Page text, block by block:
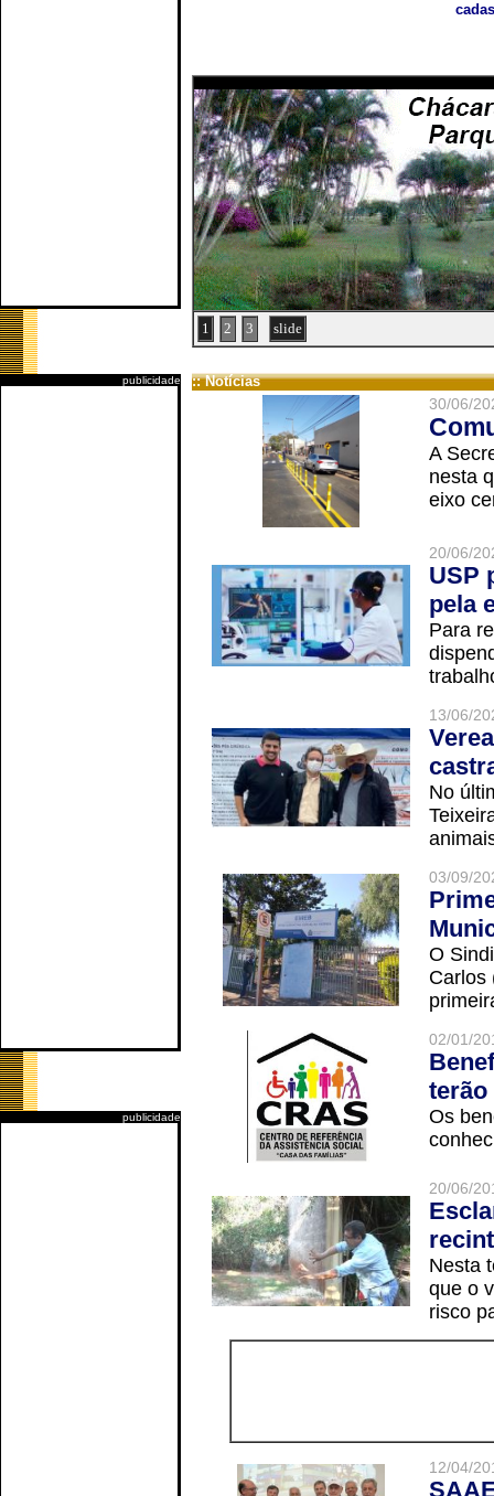
publicidade
publicidade
1 2 3 slide
:: Notícias
30/06/
A
nesta
eixo
20/06/
USP
pela
Para
13/06/
No
03/09/
O
Carlos
02/01/
terão
Os
20/06/
Nesta
que o
risco
12/04/